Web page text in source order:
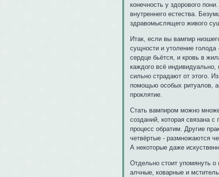
конечность у здорового
внутреннего естества.
здравомыслящего живого
Итак, если вы вампир
сущности и утоление
сердце бьётся, и кровь в
каждого всё
сильно страдают от этого.
помощью особых ритуалов,
проклятие.
Стать вампиром можно
созданий, которая связана
процесс обратим. Другие
четвёртые - размножаются
А некоторые даже
Отдельно стоит упомянуть
алчные, коварные и